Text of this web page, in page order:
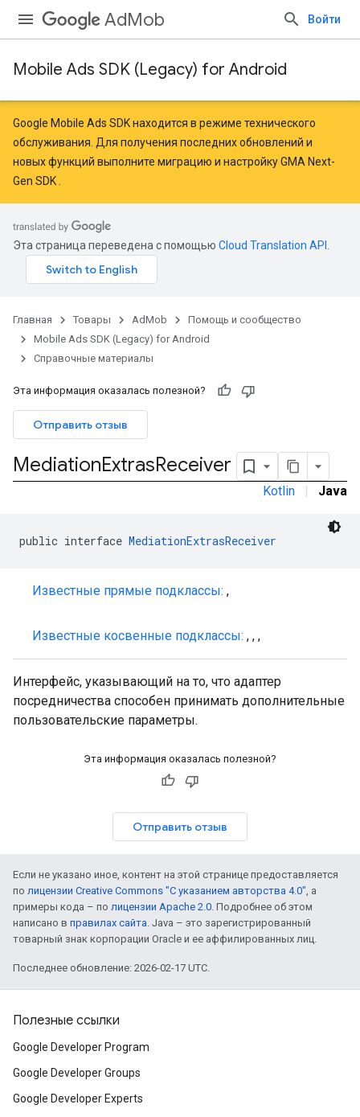
AdMob Войти
Mobile Ads SDK (Legacy) for Android
Google Mobile Ads SDK находится в режиме технического
обслуживания. Для получения последних обновлений и
новых функций выполните миграцию и настройку GMA Next-
Gen SDK
Эта страница переведена с помощью Cloud Translation API
Главная Товары AdMob
Помощь и сообщество
Mobile Ads SDK (Legacy) for Android
Справочные материалы
Эта информация оказалась полезной?
Отправить отзыв
MediationExtrasReceiver
Kotlin | Java
public interface MediationExtrasReceiver
Известные прямые подклассы: ,
Известные косвенные подклассы: , , ,
Интерфейс, указывающий на то, что адаптер
посредничества способен принимать дополнительные
пользовательские параметры.
Эта информация оказалась полезной?
Отправить отзыв
Если не указано иное, контент на этой странице предоставляется
по лицензии Creative Commons "С указанием авторства 4.0", а
примеры кода – по лицензии Apache 2.0. Подробнее об этом
написано в правилах сайта. Java – это зарегистрированный
товарный знак корпорации Oracle и ее аффилированных лиц.
Последнее обновление: 2026-02-17 UTC.
Полезные ссылки
Google Developer Program
Google Developer Groups
Google Developer Experts